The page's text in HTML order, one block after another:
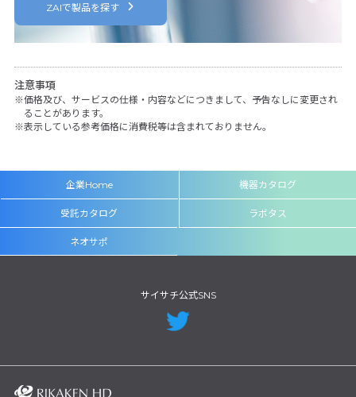
ZAIで製品を探す
注意事項
価格及び、サービスの仕様・内容などにつきまして、予告なしに変更され
ることがあります。
表示している参考価格に消費税等は含まれておりません。
企業Home 機器カタログ
受託カタログ ラボタス
ネオサポ
サイサチ公式SNS